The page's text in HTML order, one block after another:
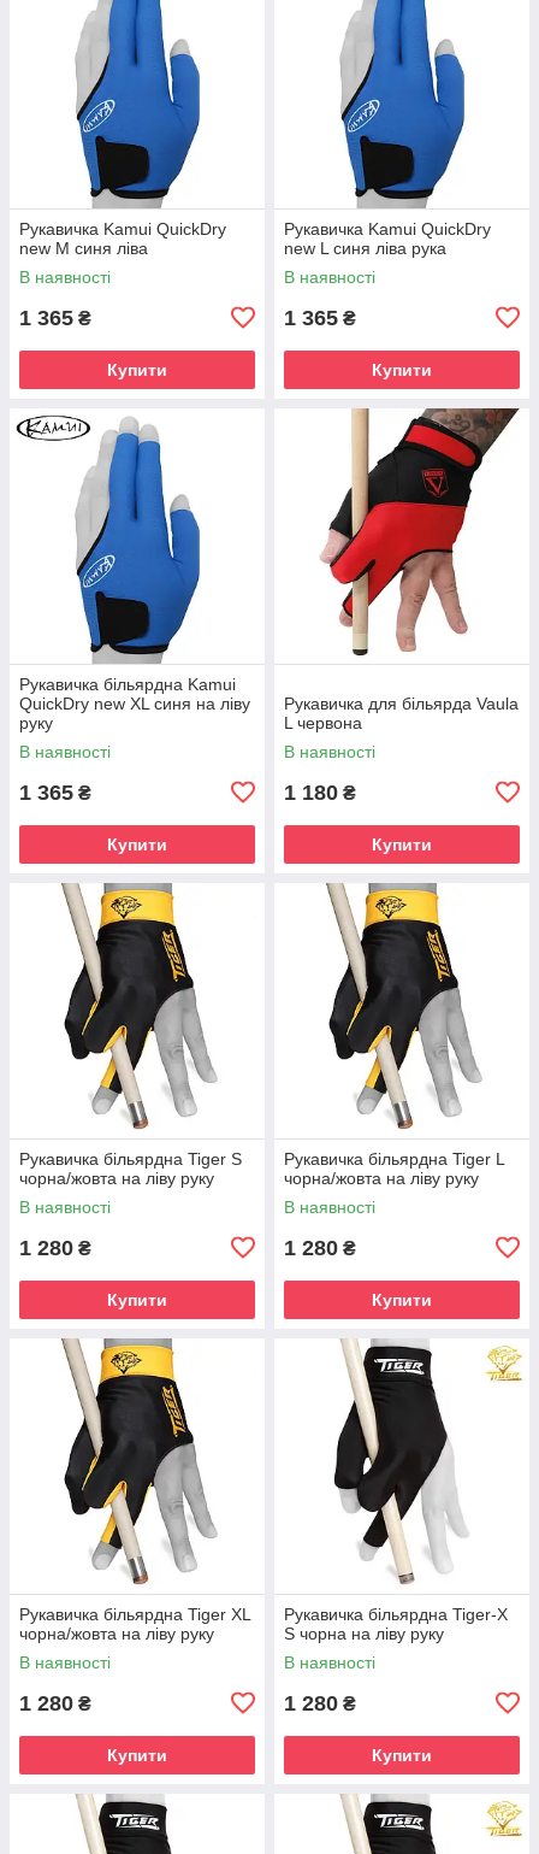
Рукавичка Kamui QuickDry
new M синя ліва
В наявності
1 365 ₴
Купити
Рукавичка Kamui QuickDry
new L синя ліва рука
В наявності
1 365 ₴
Купити
Рукавичка більярдна Kamui
QuickDry new XL синя на ліву
руку
В наявності
1 365 ₴
Купити
Рукавичка для більярда Vaula
L червона
В наявності
1 180 ₴
Купити
Рукавичка більярдна Tiger S
чорна/жовта на ліву руку
В наявності
1 280 ₴
Купити
Рукавичка більярдна Tiger L
чорна/жовта на ліву руку
В наявності
1 280 ₴
Купити
Рукавичка більярдна Tiger XL
чорна/жовта на ліву руку
В наявності
1 280 ₴
Купити
Рукавичка більярдна Tiger-X
S чорна на ліву руку
В наявності
1 280 ₴
Купити